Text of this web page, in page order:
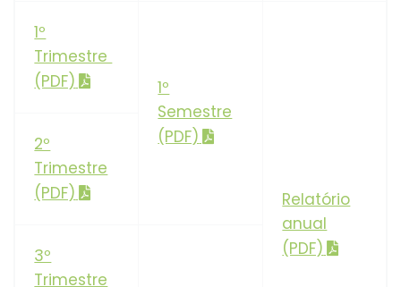
1º
Trimestre
(PDF)
1º
Semestre
(PDF)
Relatório
anual
(PDF)
2º
Trimestre
(PDF)
3º
Trimestre